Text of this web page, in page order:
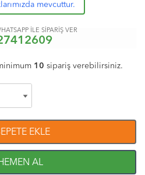
mevcuttur.
İLE SİPARİŞ VER
10 sipariş verebilirsiniz.
EKLE
AL